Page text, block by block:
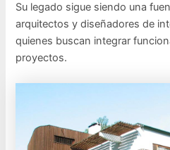
Su legado sigue siendo una
arquitectos y diseñadores de
quienes buscan integrar
proyectos.